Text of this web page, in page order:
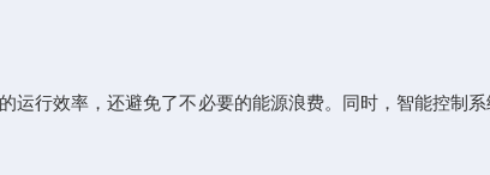
行效率，还避免了不必要的能源浪费。同时，智能控制